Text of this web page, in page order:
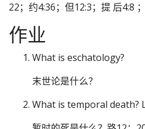
22；约4:36；但12:3；提 后4:8
作业
What is eschatology?
末世论是什么？
What is temporal death?